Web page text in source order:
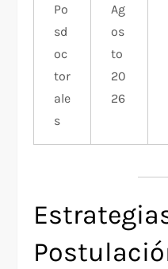
Po
sd
oc
tor
ale
s
Ag
os
to
20
26